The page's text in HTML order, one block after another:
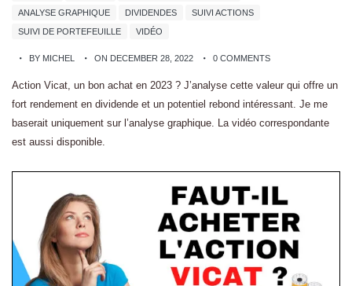
ANALYSE GRAPHIQUE
DIVIDENDES
SUIVI ACTIONS
SUIVI DE PORTEFEUILLE
VIDÉO
BY MICHEL ON DECEMBER 28, 2022 0 COMMENTS
Action Vicat, un bon achat en 2023 ? J’analyse cette valeur qui offre un
fort rendement en dividende et un potentiel rebond intéressant. Je me
baserait uniquement sur l’analyse graphique. La vidéo correspondante
est aussi disponible.